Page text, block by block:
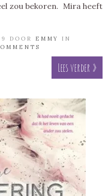
zou bekoren. Mira heeft
DOOR EMMY
IN
Lees verder »